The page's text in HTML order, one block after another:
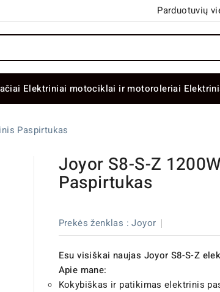
Parduotuvių
Elektriniai motociklai ir motoroleriai
Paspirtukas
Joyor S8-S-Z
Paspirtukas
Prekės ženklas : Joyor
Esu visiškai naujas Joyor S8-S-Z
Apie mane:
Kokybiškas ir patikimas elektrinis